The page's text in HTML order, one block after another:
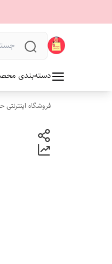
دسته‌بندی
فروشگاه اینترنتی